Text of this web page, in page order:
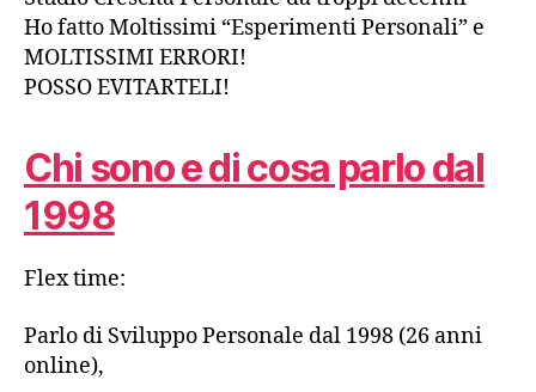
Ho fatto Moltissimi “Esperimenti Personali” e
MOLTISSIMI ERRORI!
POSSO EVITARTELI!
Chi sono e di cosa parlo dal
1998
Flex time:
Parlo di Sviluppo Personale dal 1998 (26 anni
online),